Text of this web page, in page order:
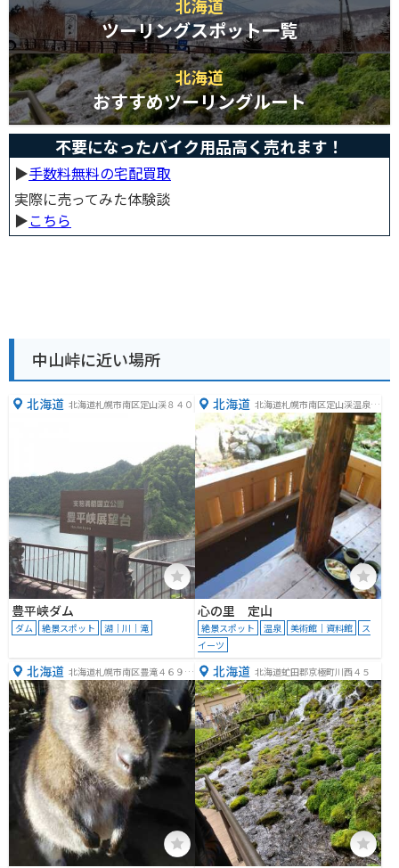
北海道
ツーリングスポット一覧
北海道
おすすめツーリングルート
不要になったバイク用品高く売れます！
▶︎手数料無料の宅配買取
実際に売ってみた体験談
▶︎こちら
中山峠に近い場所
北海道 北海道札幌市南区定山渓８４０
豊平峡ダム
ダム 絶景スポット 湖｜川｜滝
北海道 北海道札幌市南区定山渓温泉西
４丁目３７２
心の里 定山
絶景スポット 温泉 美術館｜資料館
ス
イーツ
北海道 北海道札幌市南区豊滝４６９
−１
北海道 北海道虻田郡京極町川西４５